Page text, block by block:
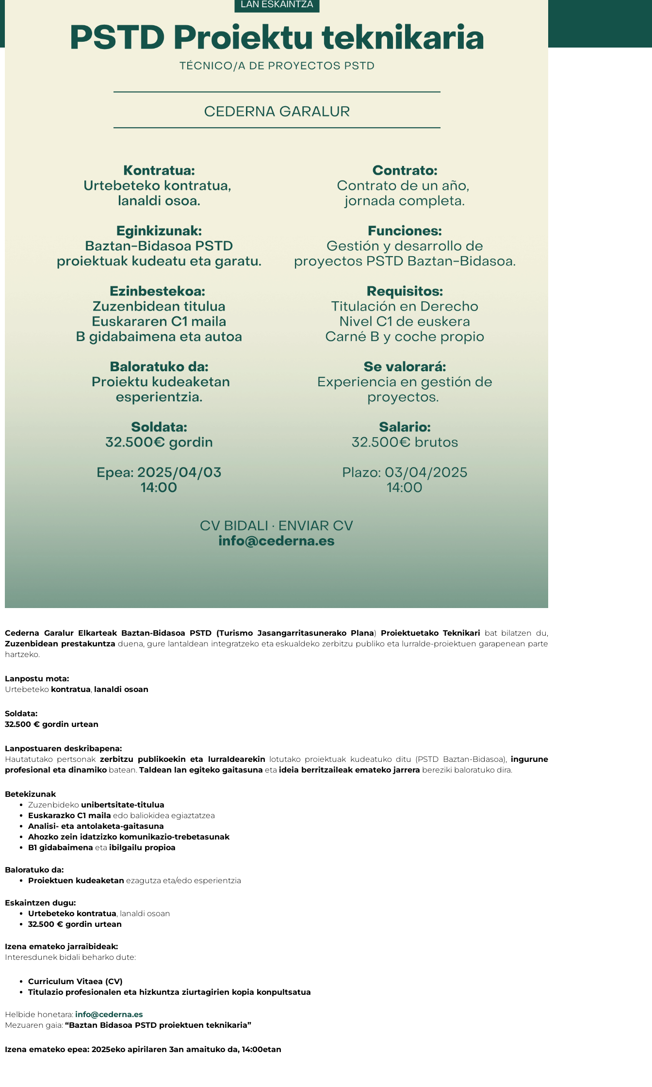
Cederna Garalur Elkarteak Baztan-Bidasoa PSTD (Turismo Jasangarritasunerako Plana) Proiektuetako Teknikari bat bilatzen du,
Zuzenbidean prestakuntza duena, gure lantaldean integratzeko eta eskualdeko zerbitzu publiko eta lurralde-proiektuen garapenean parte
hartzeko.
Lanpostu mota:
Urtebeteko kontratua, lanaldi osoan
Soldata:
32.500 € gordin urtean
Lanpostuaren deskribapena:
Hautatutako pertsonak zerbitzu publikoekin eta lurraldearekin lotutako proiektuak kudeatuko ditu (PSTD Baztan-Bidasoa),ingurune
profesional eta dinamiko batean. Taldean lan egiteko gaitasuna eta ideia berritzaileak emateko jarrera bereziki baloratuko dira.
Betekizunak
Zuzenbideko unibertsitate-titulua
Euskarazko C1 maila edo baliokidea egiaztatzea
Analisi- eta antolaketa-gaitasuna
Ahozko zein idatzizko komunikazio-trebetasunak
B1 gidabaimena eta ibilgailu propioa
Baloratuko da:
Proiektuen kudeaketan ezagutza eta/edo esperientzia
Eskaintzen dugu:
Urtebeteko kontratua, lanaldi osoan
32.500 € gordin urtean
Izena emateko jarraibideak:
Interesdunek bidali beharko dute:
Curriculum Vitaea (CV)
Titulazio profesionalen eta hizkuntza ziurtagirien kopia konpultsatua
Helbide honetara: info@cederna.es
Mezuaren gaia: “Baztan Bidasoa PSTD proiektuen teknikaria”
Izena emateko epea: 2025eko apirilaren 3an amaituko da, 14:00etan